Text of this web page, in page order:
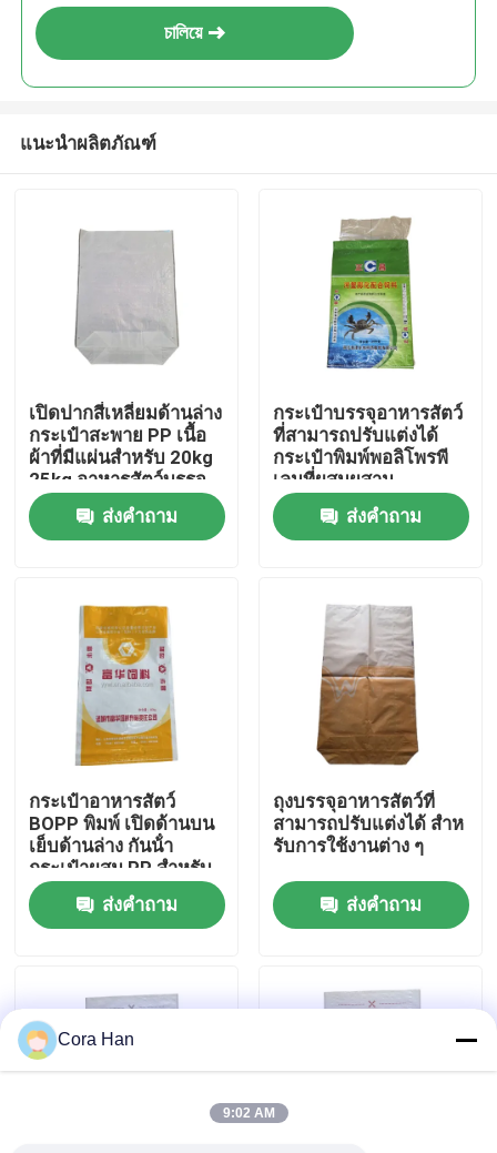
เกี่ยวกับเรา
ทัวร์โรงงาน
ควบคุมคุณภาพ
ติดต่อเรา
ข่าว
ขอใบเสนอราคา
ถุงบรรจุปูนซีเมนต์
চালিয়ে
แนะนำผลิตภัณฑ์
เปิดปากสี่เหลี่ยมด้านล่าง
กระเป๋าสะพาย PP เนื้อ
ผ้าที่มีแผ่นสําหรับ 20kg
25kg อาหารสัตว์บรรจุ
Flexo Printing
ส่งคำถาม
กระเป๋าบรรจุอาหารสัตว์
ที่สามารถปรับแต่งได้
กระเป๋าพิมพ์พอลิโพรพี
เลนที่ผสมผสาน
ส่งคำถาม
กระเป๋าอาหารสัตว์
BOPP พิมพ์ เปิดด้านบน
เย็บด้านล่าง กันน้ํา
กระเป๋าผสม PP สําหรับ
อาหารสัตว์
ส่งคำถาม
ถุงบรรจุอาหารสัตว์ที่
สามารถปรับแต่งได้ สําห
รับการใช้งานต่าง ๆ
ส่งคำถาม
Cora Han
9:02 AM